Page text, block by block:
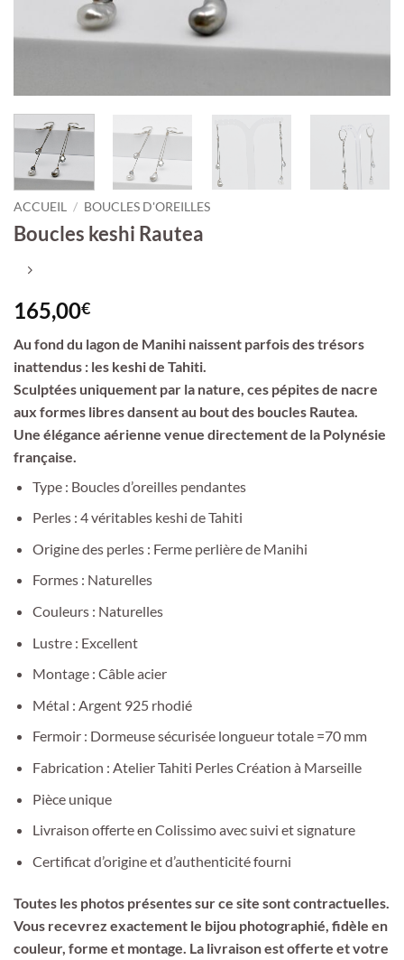
ACCUEIL / BOUCLES D'OREILLES
Boucles keshi Rautea
165,00€
Au fond du lagon de Manihi naissent parfois des trésors
inattendus : les keshi de Tahiti.
Sculptées uniquement par la nature, ces pépites de nacre
aux formes libres dansent au bout des boucles Rautea.
Une élégance aérienne venue directement de la Polynésie
française.
Type : Boucles d’oreilles pendantes
Perles : 4 véritables keshi de Tahiti
Origine des perles : Ferme perlière de Manihi
Formes : Naturelles
Couleurs : Naturelles
Lustre : Excellent
Montage : Câble acier
Métal : Argent 925 rhodié
Fermoir : Dormeuse sécurisée longueur totale =70 mm
Fabrication : Atelier Tahiti Perles Création à Marseille
Pièce unique
Livraison offerte en Colissimo avec suivi et signature
Certificat d’origine et d’authenticité fourni
Toutes les photos présentes sur ce site sont contractuelles.
Vous recevrez exactement le bijou photographié, fidèle en
couleur, forme et montage. La livraison est offerte et votre